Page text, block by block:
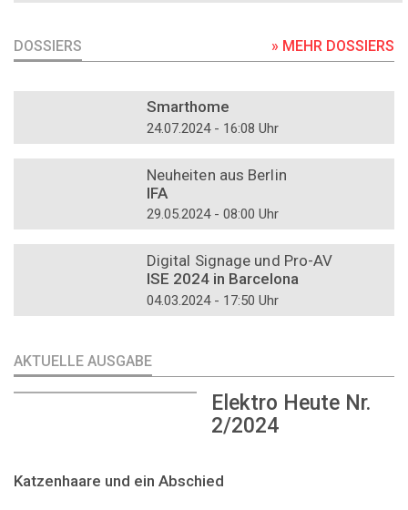
DOSSIERS » MEHR DOSSIERS
Smarthome
24.07.2024 - 16:08 Uhr
Neuheiten aus Berlin
IFA
29.05.2024 - 08:00 Uhr
Digital Signage und Pro-AV
ISE 2024 in Barcelona
04.03.2024 - 17:50 Uhr
AKTUELLE AUSGABE
Elektro Heute Nr.
2/2024
Katzenhaare und ein Abschied